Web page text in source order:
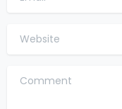
Website
Comment